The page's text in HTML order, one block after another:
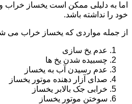
اما به دلیلی ممکن است یخساز خراب
خود را نداشته باشد.
از جمله مواردی که یخساز خراب می
عدم یخ سازی
چسبیده شدن یخ ها
عدم رسیدن آب به یخساز
صدای آزار دهنده موتور یخساز
خرابی جک بالابر یخساز
سوختن موتور یخساز